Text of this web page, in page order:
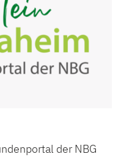
der NBG